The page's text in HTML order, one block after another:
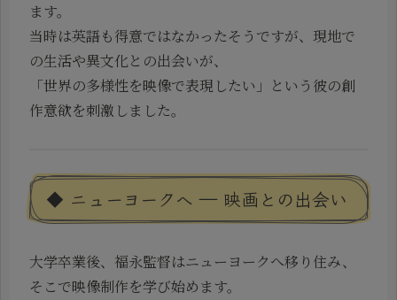
ます。
当時は英語も得意ではなかったそうですが、現地で
の生活や異文化との出会いが、
「世界の多様性を映像で表現したい」という彼の創
作意欲を刺激しました。
◆ ニューヨークへ ― 映画との出会い
大学卒業後、福永監督はニューヨークへ移り住み、
そこで映像制作を学び始めます。